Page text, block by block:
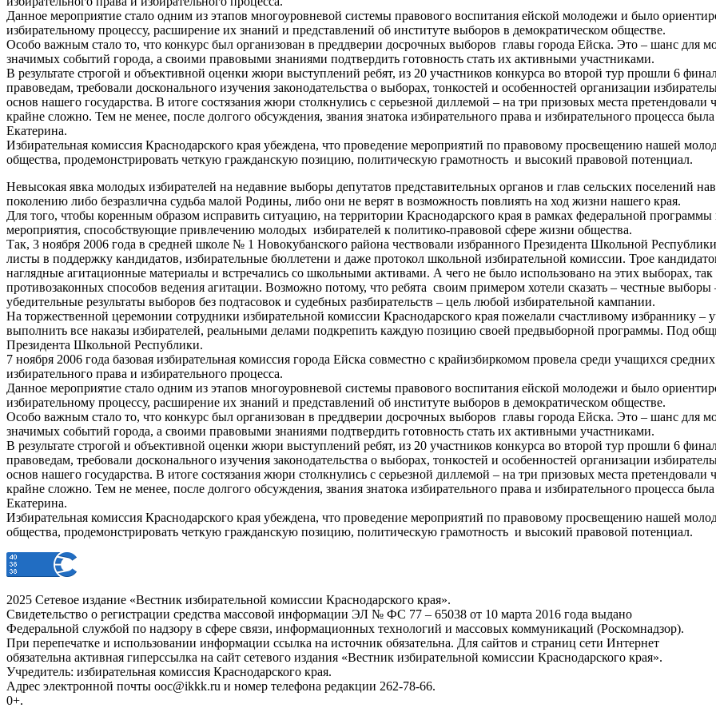
Данное мероприятие стало одним из этапов многоуровневой системы правового воспитания ейской молодежи и было
избирательному процессу, расширение их знаний и представлений об институте выборов в демократическом обществе.
Особо важным стало то, что конкурс был организован в преддверии досрочных выборов главы города Ейска. Это – шанс для
значимых событий города, а своими правовыми знаниями подтвердить готовность стать их активными участниками.
В результате строгой и объективной оценки жюри выступлений ребят, из 20 участников конкурса во второй тур прошли 6
правоведам, требовали досконального изучения законодательства о выборах, тонкостей и особенностей организации
основ нашего государства. В итоге состязания жюри столкнулись с серьезной диллемой – на три призовых места
крайне сложно. Тем не менее, после долгого обсуждения, звания знатока избирательного права и избирательного процесса
Екатерина.
Избирательная комиссия Краснодарского края убеждена, что проведение мероприятий по правовому просвещению нашей
общества, продемонстрировать четкую гражданскую позицию, политическую грамотность и высокий правовой потенциал.
Невысокая явка молодых избирателей на недавние выборы депутатов представительных органов и глав сельских поселений
поколению либо безразлична судьба малой Родины, либо они не верят в возможность повлиять на ход жизни нашего края.
Для того, чтобы коренным образом исправить ситуацию, на территории Краснодарского края в рамках федеральной
мероприятия, способствующие привлечению молодых избирателей к политико-правовой сфере жизни общества.
Так, 3 ноября 2006 года в средней школе № 1 Новокубанского района чествовали избранного Президента Школьной
листы в поддержку кандидатов, избирательные бюллетени и даже протокол школьной избирательной комиссии. Трое
наглядные агитационные материалы и встречались со школьными активами. А чего не было использовано на этих выборах,
противозаконных способов ведения агитации. Возможно потому, что ребята своим примером хотели сказать – честные выборы
убедительные результаты выборов без подтасовок и судебных разбирательств – цель любой избирательной кампании.
На торжественной церемонии сотрудники избирательной комиссии Краснодарского края пожелали счастливому избраннику
выполнить все наказы избирателей, реальными делами подкрепить каждую позицию своей предвыборной программы. Под
Президента Школьной Республики.
7 ноября 2006 года базовая избирательная комиссия города Ейска совместно с крайизбиркомом провела среди учащихся
избирательного права и избирательного процесса.
Данное мероприятие стало одним из этапов многоуровневой системы правового воспитания ейской молодежи и было
избирательному процессу, расширение их знаний и представлений об институте выборов в демократическом обществе.
Особо важным стало то, что конкурс был организован в преддверии досрочных выборов главы города Ейска. Это – шанс для
значимых событий города, а своими правовыми знаниями подтвердить готовность стать их активными участниками.
В результате строгой и объективной оценки жюри выступлений ребят, из 20 участников конкурса во второй тур прошли 6
правоведам, требовали досконального изучения законодательства о выборах, тонкостей и особенностей организации
основ нашего государства. В итоге состязания жюри столкнулись с серьезной диллемой – на три призовых места
крайне сложно. Тем не менее, после долгого обсуждения, звания знатока избирательного права и избирательного процесса
Екатерина.
Избирательная комиссия Краснодарского края убеждена, что проведение мероприятий по правовому просвещению нашей
общества, продемонстрировать четкую гражданскую позицию, политическую грамотность и высокий правовой потенциал.
2025 Сетевое издание «Вестник избирательной комиссии Краснодарского края».
Свидетельство о регистрации средства массовой информации ЭЛ № ФС 77 – 65038 от 10 марта 2016 года выдано
Федеральной службой по надзору в сфере связи, информационных технологий и массовых коммуникаций (Роскомнадзор).
При перепечатке и использовании информации ссылка на источник обязательна. Для сайтов и страниц сети Интернет
обязательна активная гиперссылка на сайт сетевого издания «Вестник избирательной комиссии Краснодарского края».
Учредитель: избирательная комиссия Краснодарского края.
Адрес электронной почты ooc@ikkk.ru и номер телефона редакции 262-78-66.
0+.